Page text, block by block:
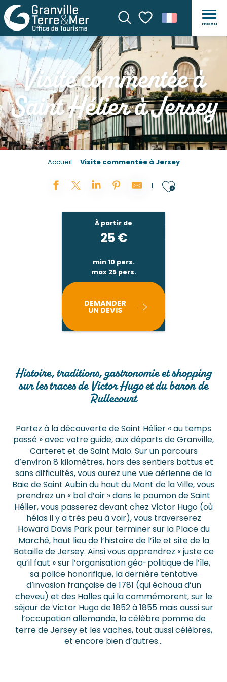
Recherche
Voir les favoris
menu
Visite commentée à
Saint Hélier à Jersey
Accueil Visite commentée à Jersey
À partir de
25€
min 10 pers.
max 25 pers.
DEMANDER
UN DEVIS
Histoire, traditions, gastronomie et shopping
sur les traces de Victor Hugo et du baron de
Rullecourt
Partez à la découverte de Saint Hélier « au temps
passé » avec votre guide, aux départs de Granville,
Carteret et de Saint Malo. Sur un parcours
d’environ 8 kilomètres, hors des sentiers battus et
sans difficultés, vous aurez une vue aérienne de la
Baie de Saint Aubin du haut du Mont de la Ville, vous
prendrez un « bol d’air » dans le poumon de Saint
Hélier, vous passerez devant chez Victor Hugo (où
hélas il y a très peu à voir), vous traverserez
Howard Davis Park pour terminer sur la Place du
Marché, haut lieu de l’histoire de l’île et site de la
Bataille de Jersey. Ainsi vous apprendrez « juste ce
qu’il faut » sur l’organisation géo-politique de l’île,
sa police honorifique, la dernière tentative
d’invasion française de 1781 (qui échoua d’un
cheveu) et des Halles qui la commémorent, sur le
séjour de Victor Hugo de 1852 à 1855 mais aussi sur
l’occupation allemande, la célèbre pomme de
terre de Jersey et les vaches, tout aussi célèbres,
et encore bien d’autres…